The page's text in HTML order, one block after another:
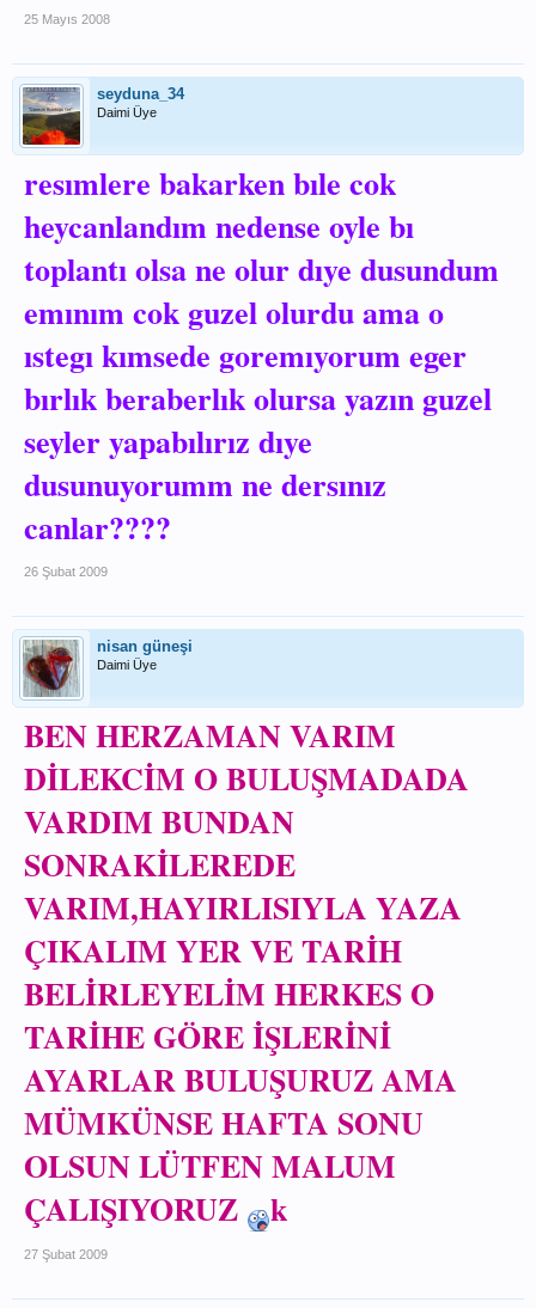
25 Mayıs 2008
seyduna_34
Daimi Üye
resımlere bakarken bıle cok
heycanlandım nedense oyle bı
toplantı olsa ne olur dıye dusundum
emınım cok guzel olurdu ama o
ıstegı kımsede goremıyorum eger
bırlık beraberlık olursa yazın guzel
seyler yapabılırız dıye
dusunuyorumm ne dersınız
canlar????
26 Şubat 2009
nisan güneşi
Daimi Üye
BEN HERZAMAN VARIM
DİLEKCİM O BULUŞMADADA
VARDIM BUNDAN
SONRAKİLEREDE
VARIM,HAYIRLISIYLA YAZA
ÇIKALIM YER VE TARİH
BELİRLEYELİM HERKES O
TARİHE GÖRE İŞLERİNİ
AYARLAR BULUŞURUZ AMA
MÜMKÜNSE HAFTA SONU
OLSUN LÜTFEN MALUM
ÇALIŞIYORUZ
k
27 Şubat 2009